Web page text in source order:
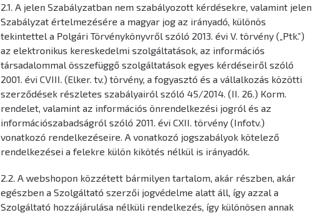
2.1. A jelen Szabályzatban nem szabályozott kérdésekre, valamint jelen
Szabályzat értelmezésére a magyar jog az irányadó, különös
tekintettel a Polgári Törvénykönyvről szóló 2013. évi V. törvény („Ptk.”)
az elektronikus kereskedelmi szolgáltatások, az információs
társadalommal összefüggő szolgáltatások egyes kérdéseiről szóló
2001. évi CVIII. (Elker. tv.) törvény, a fogyasztó és a vállalkozás közötti
szerződések részletes szabályairól szóló 45/2014. (II. 26.) Korm.
rendelet, valamint az információs önrendelkezési jogról és az
információszabadságról szóló 2011. évi CXII. törvény (Infotv.)
vonatkozó rendelkezéseire. A vonatkozó jogszabályok kötelező
rendelkezései a felekre külön kikötés nélkül is irányadók.
2.2. A webshopon közzétett bármilyen tartalom, akár részben, akár
egészben a Szolgáltató szerzői jogvédelme alatt áll, így azzal a
Szolgáltató hozzájárulása nélküli rendelkezés, így különösen annak